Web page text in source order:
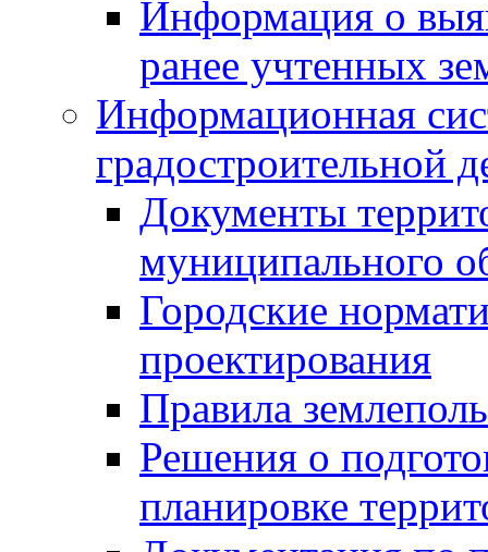
Информация о
ранее учтенных
Информационная
градостроительной
Документы
муниципального
Городские
проектирования
Правила
Решения о
планировке